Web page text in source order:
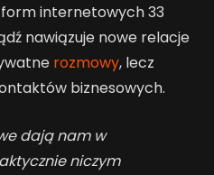
internetowych 33
nawiązuje nowe relacje
rozmowy, lecz
biznesowych.
dają nam w
niczym